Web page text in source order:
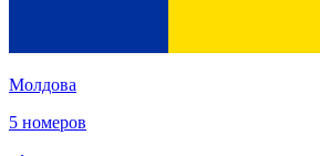
Молдова
5 номеров